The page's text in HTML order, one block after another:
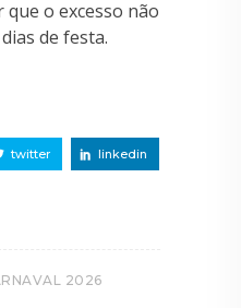
o excesso não
de festa.
twitter linkedin
2026